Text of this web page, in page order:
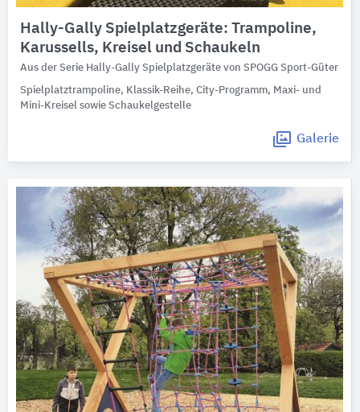
Hally-Gally Spielplatzgeräte: Trampoline,
Karussells, Kreisel und Schaukeln
Aus der Serie Hally-Gally Spielplatzgeräte von SPOGG Sport-Güter
Spielplatztrampoline, Klassik-Reihe, City-Programm, Maxi- und
Mini-Kreisel sowie Schaukelgestelle
Galerie